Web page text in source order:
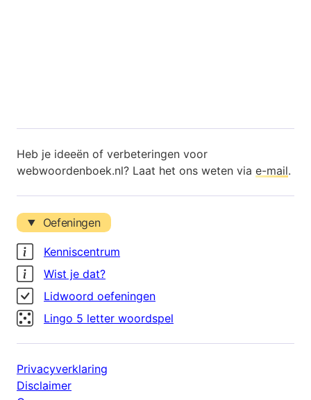
Heb je ideeën of verbeteringen voor
webwoordenboek.nl? Laat het ons weten via e-mail.
Oefeningen
Kenniscentrum
Wist je dat?
Lidwoord oefeningen
Lingo 5 letter woordspel
Privacyverklaring
Disclaimer